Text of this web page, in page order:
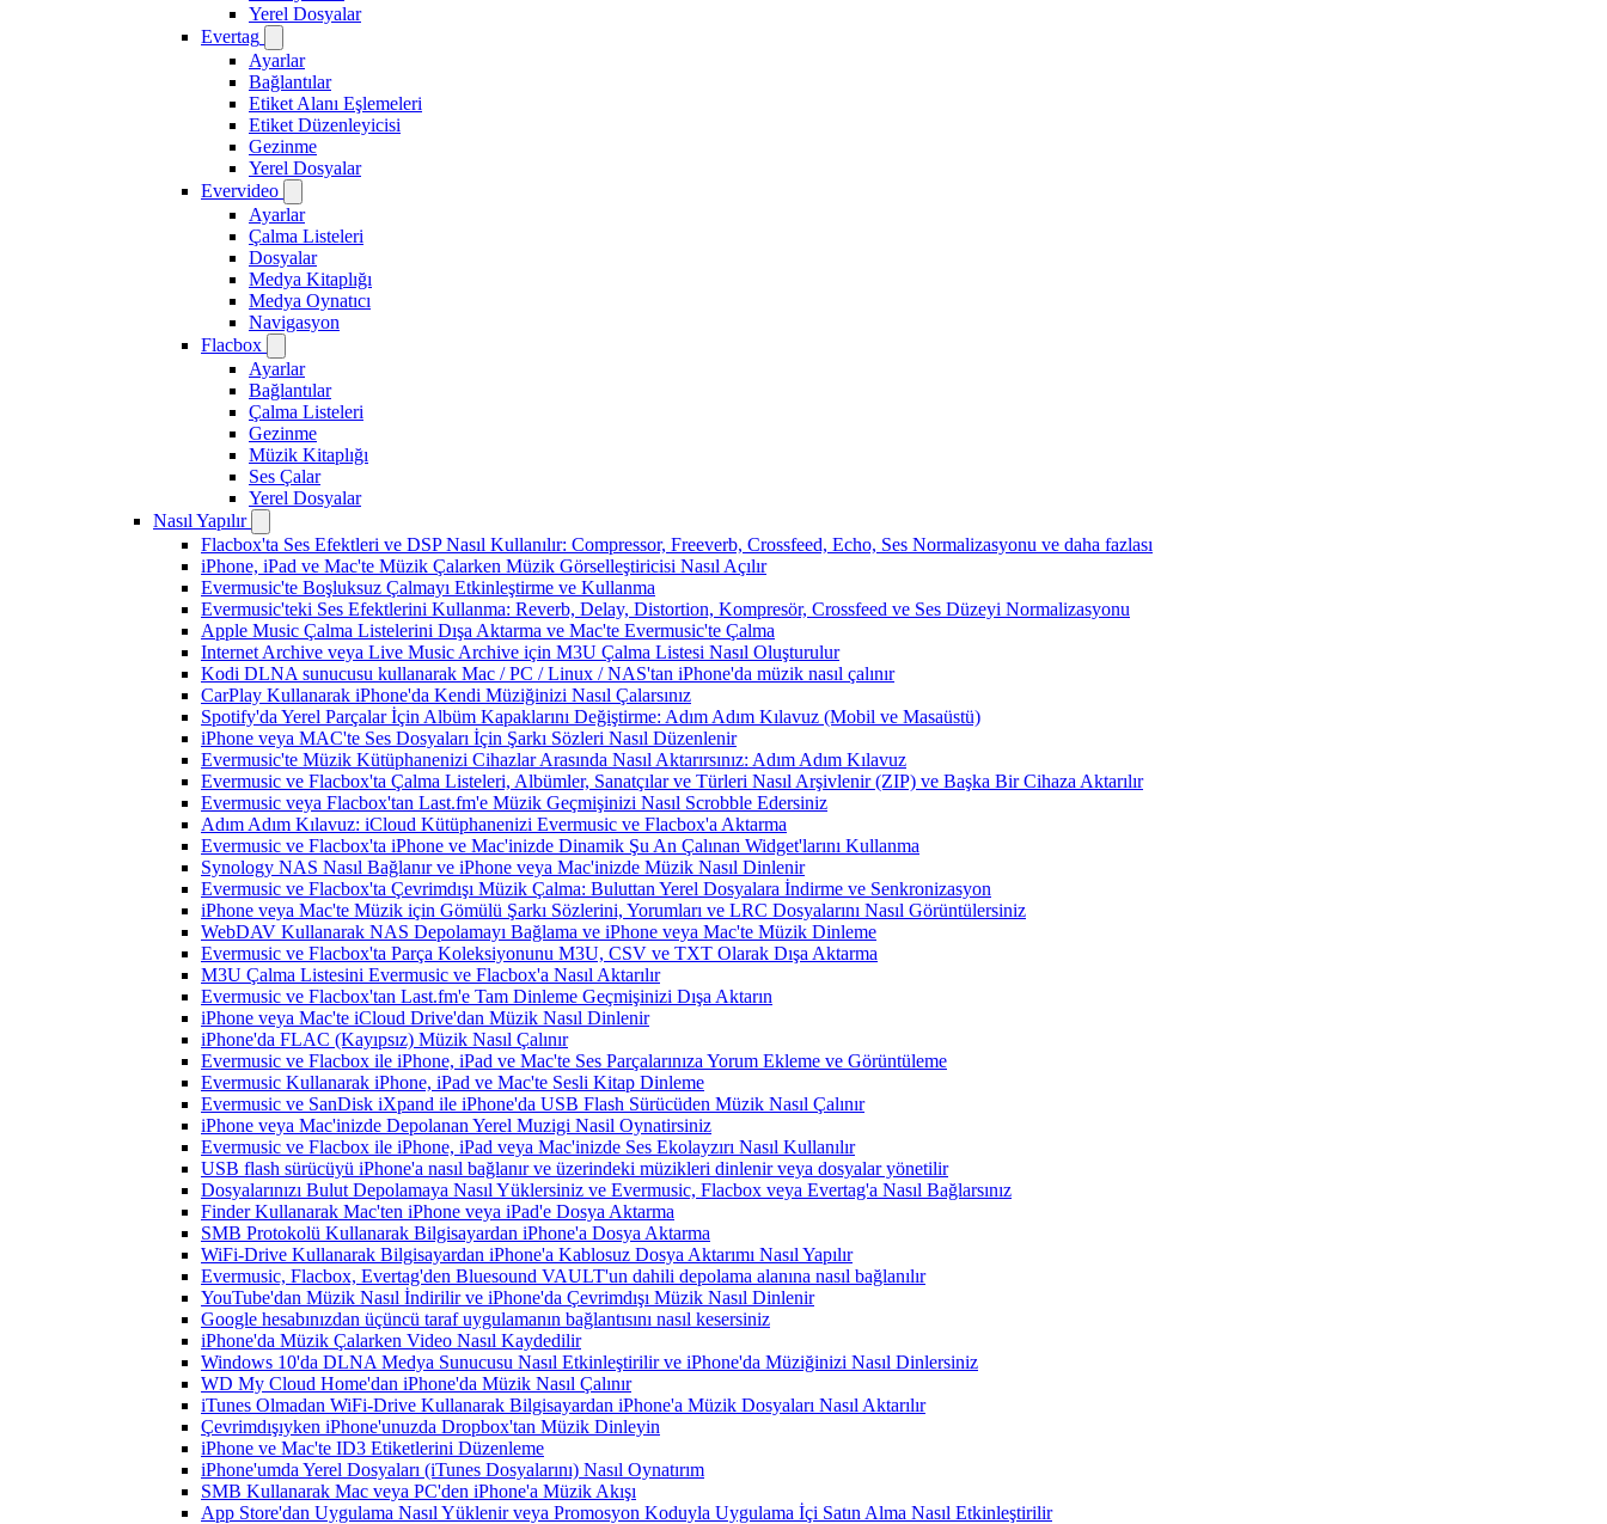
Yerel Dosyalar
Evertag
Ayarlar
Bağlantılar
Etiket Alanı Eşlemeleri
Etiket Düzenleyicisi
Gezinme
Yerel Dosyalar
Evervideo
Ayarlar
Çalma Listeleri
Dosyalar
Medya Kitaplığı
Medya Oynatıcı
Navigasyon
Flacbox
Ayarlar
Bağlantılar
Çalma Listeleri
Gezinme
Müzik Kitaplığı
Ses Çalar
Yerel Dosyalar
Nasıl Yapılır
Flacbox'ta Ses Efektleri ve DSP Nasıl Kullanılır: Compressor, Freeverb, Crossfeed, Echo, Ses Normalizasyonu ve daha fazlası
iPhone, iPad ve Mac'te Müzik Çalarken Müzik Görselleştiricisi Nasıl Açılır
Evermusic'te Boşluksuz Çalmayı Etkinleştirme ve Kullanma
Evermusic'teki Ses Efektlerini Kullanma: Reverb, Delay, Distortion, Kompresör, Crossfeed ve Ses Düzeyi Normalizasyonu
Apple Music Çalma Listelerini Dışa Aktarma ve Mac'te Evermusic'te Çalma
Internet Archive veya Live Music Archive için M3U Çalma Listesi Nasıl Oluşturulur
Kodi DLNA sunucusu kullanarak Mac / PC / Linux / NAS'tan iPhone'da müzik nasıl çalınır
CarPlay Kullanarak iPhone'da Kendi Müziğinizi Nasıl Çalarsınız
Spotify'da Yerel Parçalar İçin Albüm Kapaklarını Değiştirme: Adım Adım Kılavuz (Mobil ve Masaüstü)
iPhone veya MAC'te Ses Dosyaları İçin Şarkı Sözleri Nasıl Düzenlenir
Evermusic'te Müzik Kütüphanenizi Cihazlar Arasında Nasıl Aktarırsınız: Adım Adım Kılavuz
Evermusic ve Flacbox'ta Çalma Listeleri, Albümler, Sanatçılar ve Türleri Nasıl Arşivlenir (ZIP) ve Başka Bir Cihaza Aktarılır
Evermusic veya Flacbox'tan Last.fm'e Müzik Geçmişinizi Nasıl Scrobble Edersiniz
Adım Adım Kılavuz: iCloud Kütüphanenizi Evermusic ve Flacbox'a Aktarma
Evermusic ve Flacbox'ta iPhone ve Mac'inizde Dinamik Şu An Çalınan Widget'larını Kullanma
Synology NAS Nasıl Bağlanır ve iPhone veya Mac'inizde Müzik Nasıl Dinlenir
Evermusic ve Flacbox'ta Çevrimdışı Müzik Çalma: Buluttan Yerel Dosyalara İndirme ve Senkronizasyon
iPhone veya Mac'te Müzik için Gömülü Şarkı Sözlerini, Yorumları ve LRC Dosyalarını Nasıl Görüntülersiniz
WebDAV Kullanarak NAS Depolamayı Bağlama ve iPhone veya Mac'te Müzik Dinleme
Evermusic ve Flacbox'ta Parça Koleksiyonunu M3U, CSV ve TXT Olarak Dışa Aktarma
M3U Çalma Listesini Evermusic ve Flacbox'a Nasıl Aktarılır
Evermusic ve Flacbox'tan Last.fm'e Tam Dinleme Geçmişinizi Dışa Aktarın
iPhone veya Mac'te iCloud Drive'dan Müzik Nasıl Dinlenir
iPhone'da FLAC (Kayıpsız) Müzik Nasıl Çalınır
Evermusic ve Flacbox ile iPhone, iPad ve Mac'te Ses Parçalarınıza Yorum Ekleme ve Görüntüleme
Evermusic Kullanarak iPhone, iPad ve Mac'te Sesli Kitap Dinleme
Evermusic ve SanDisk iXpand ile iPhone'da USB Flash Sürücüden Müzik Nasıl Çalınır
iPhone veya Mac'inizde Depolanan Yerel Muzigi Nasil Oynatirsiniz
Evermusic ve Flacbox ile iPhone, iPad veya Mac'inizde Ses Ekolayzırı Nasıl Kullanılır
USB flash sürücüyü iPhone'a nasıl bağlanır ve üzerindeki müzikleri dinlenir veya dosyalar yönetilir
Dosyalarınızı Bulut Depolamaya Nasıl Yüklersiniz ve Evermusic, Flacbox veya Evertag'a Nasıl Bağlarsınız
Finder Kullanarak Mac'ten iPhone veya iPad'e Dosya Aktarma
SMB Protokolü Kullanarak Bilgisayardan iPhone'a Dosya Aktarma
WiFi-Drive Kullanarak Bilgisayardan iPhone'a Kablosuz Dosya Aktarımı Nasıl Yapılır
Evermusic, Flacbox, Evertag'den Bluesound VAULT'un dahili depolama alanına nasıl bağlanılır
YouTube'dan Müzik Nasıl İndirilir ve iPhone'da Çevrimdışı Müzik Nasıl Dinlenir
Google hesabınızdan üçüncü taraf uygulamanın bağlantısını nasıl kesersiniz
iPhone'da Müzik Çalarken Video Nasıl Kaydedilir
Windows 10'da DLNA Medya Sunucusu Nasıl Etkinleştirilir ve iPhone'da Müziğinizi Nasıl Dinlersiniz
WD My Cloud Home'dan iPhone'da Müzik Nasıl Çalınır
iTunes Olmadan WiFi-Drive Kullanarak Bilgisayardan iPhone'a Müzik Dosyaları Nasıl Aktarılır
Çevrimdışıyken iPhone'unuzda Dropbox'tan Müzik Dinleyin
iPhone ve Mac'te ID3 Etiketlerini Düzenleme
iPhone'umda Yerel Dosyaları (iTunes Dosyalarını) Nasıl Oynatırım
SMB Kullanarak Mac veya PC'den iPhone'a Müzik Akışı
App Store'dan Uygulama Nasıl Yüklenir veya Promosyon Koduyla Uygulama İçi Satın Alma Nasıl Etkinleştirilir